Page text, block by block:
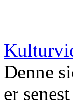
Denne
er